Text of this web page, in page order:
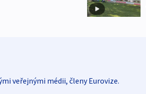
veřejnými médii, členy Eurovize.